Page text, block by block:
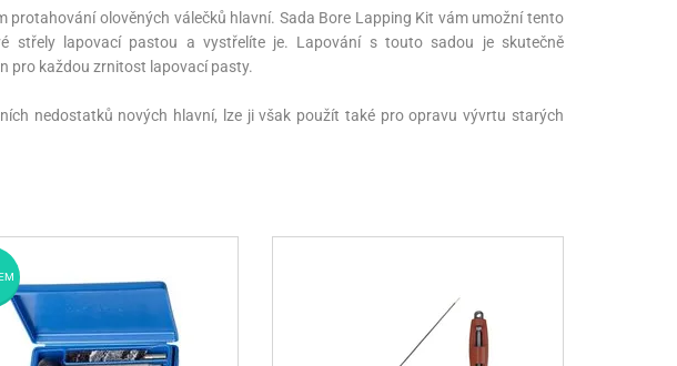
protahování olověných válečků hlavní. Sada Bore Lapping Kit vám umožní tento
střely lapovací pastou a vystřelíte je. Lapování s touto sadou je skutečně
pro každou zrnitost lapovací pasty.
nedostatků nových hlavní, lze ji však použít také pro opravu vývrtu starých